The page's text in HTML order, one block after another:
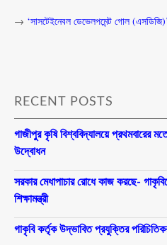
→ ‘সাসটেইনেবল ডেভেলপমেন্ট গোল
RECENT POSTS
গাজীপুর কৃষি বিশ্ববিদ্যালয়ে প্রথমবারের
উদ্বোধন
সরকার মেধাপাচার রোধে কাজ করছে-
শিক্ষামন্ত্রী
গাকৃবি কর্তৃক উদ্ভাবিত প্রযুক্তির